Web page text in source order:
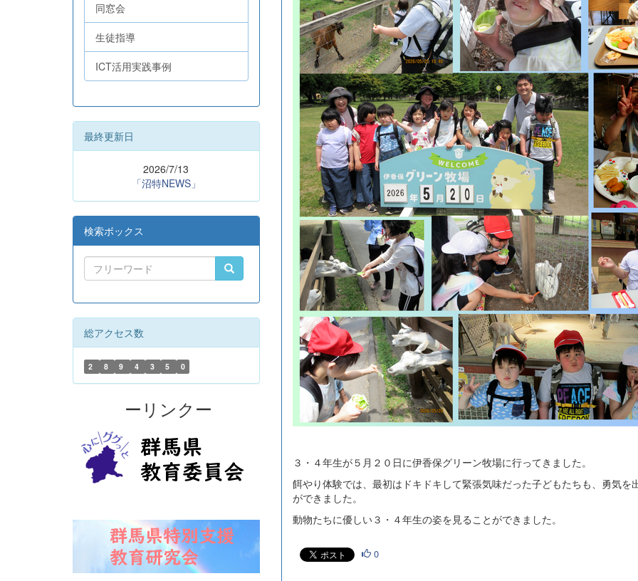
３・４年生が５月２０日に伊香保グリーン牧場に行ってきました。
餌やり体験では、最初はドキドキして緊張気味だった子どもたちも、勇気
ができました。
動物たちに優しい３・４年生の姿を見ることができました。
0
同窓会
生徒指導
ICT活用実践事例
最終更新日
2026/7/13
「沼特NEWS」
検索ボックス
総アクセス数
2 8 9 4 3 5 0
ーリンクー